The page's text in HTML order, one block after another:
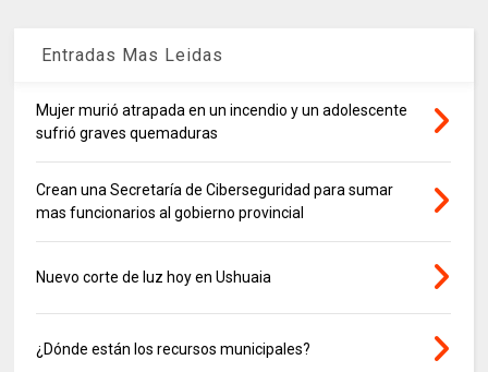
Entradas Mas Leidas
Mujer murió atrapada en un incendio y un adolescente
sufrió graves quemaduras
Crean una Secretaría de Ciberseguridad para sumar
mas funcionarios al gobierno provincial
Nuevo corte de luz hoy en Ushuaia
¿Dónde están los recursos municipales?